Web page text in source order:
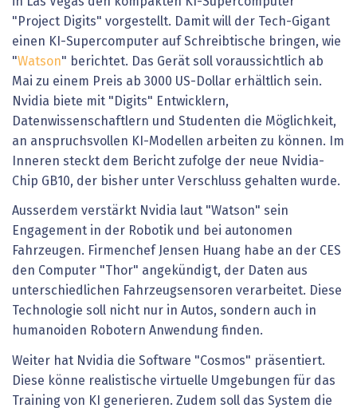
"Project Digits" vorgestellt. Damit will der Tech-Gigant
einen KI-Supercomputer auf Schreibtische bringen, wie
"Watson" berichtet. Das Gerät soll voraussichtlich ab
Mai zu einem Preis ab 3000 US-Dollar erhältlich sein.
Nvidia biete mit "Digits" Entwicklern,
Datenwissenschaftlern und Studenten die Möglichkeit,
an anspruchsvollen KI-Modellen arbeiten zu können. Im
Inneren steckt dem Bericht zufolge der neue Nvidia-
Chip GB10, der bisher unter Verschluss gehalten wurde.
Ausserdem verstärkt Nvidia laut "Watson" sein
Engagement in der Robotik und bei autonomen
Fahrzeugen. Firmenchef Jensen Huang habe an der CES
den Computer "Thor" angekündigt, der Daten aus
unterschiedlichen Fahrzeugsensoren verarbeitet. Diese
Technologie soll nicht nur in Autos, sondern auch in
humanoiden Robotern Anwendung finden.
Weiter hat Nvidia die Software "Cosmos" präsentiert.
Diese könne realistische virtuelle Umgebungen für das
Training von KI generieren. Zudem soll das System die